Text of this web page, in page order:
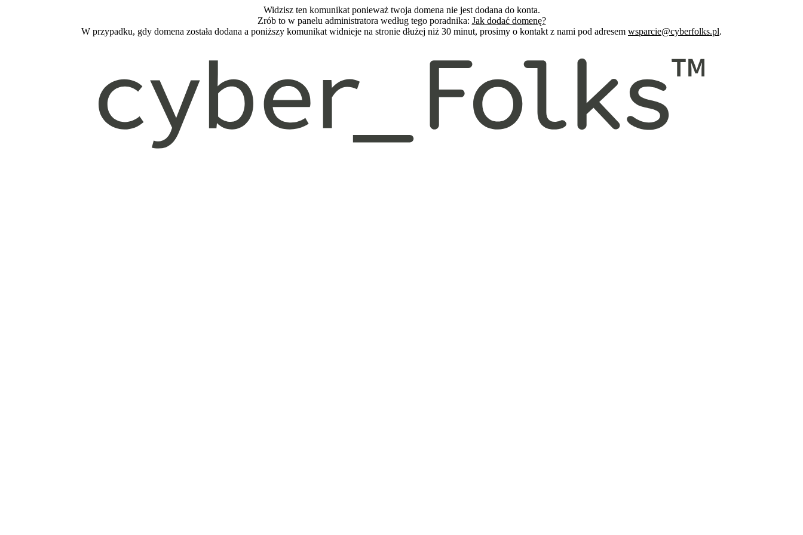
Widzisz ten komunikat ponieważ twoja domena nie jest dodana do konta.
Zrób to w panelu administratora według tego poradnika: Jak dodać domenę?
W przypadku, gdy domena została dodana a poniższy komunikat widnieje na stronie dłużej niż 30 minut, prosimy o kontakt z nami pod adresem wsparcie@cyberfolks.pl.